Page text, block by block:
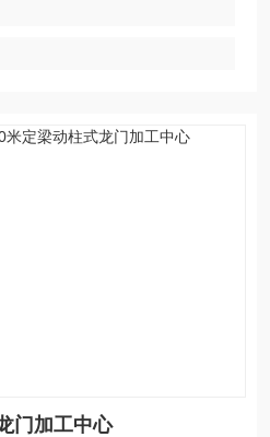
工。
门加工中心